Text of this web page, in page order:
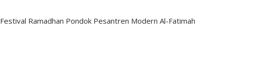
Festival Ramadhan Pondok Pesantren Modern Al-Fatimah